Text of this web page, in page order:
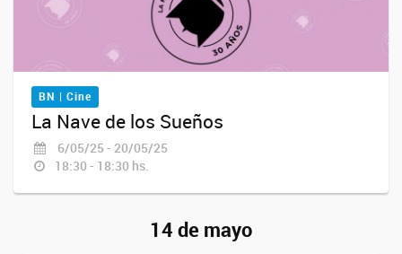
BN | Cine
La Nave de los Sueños
6/05/25 - 20/05/25
18:30 - 18:30 hs.
14 de mayo